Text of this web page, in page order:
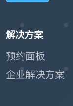
解决方案
预约面板
企业解决方案